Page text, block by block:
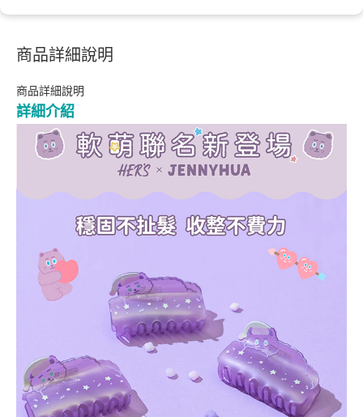
商品詳細說明
商品詳細說明
詳細介紹